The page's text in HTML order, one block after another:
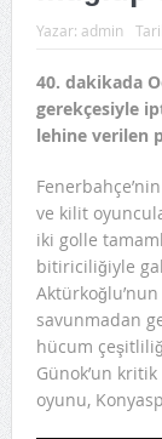
Yazar: admin
40. dakikada
gerekçesiyle
lehine verilen
ve kilit
iki golle
bitiriciliğiyle
Aktürkoğlu’nun
savunmadan
hücum
Günok’un
oyunu,